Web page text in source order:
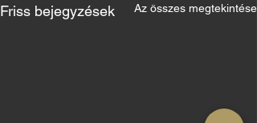
Friss bejegyzések Az összes megtekintése